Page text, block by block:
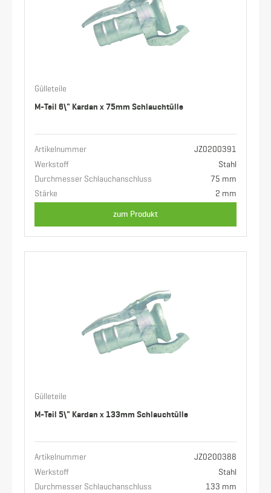
Gülleteile
M-Teil 6\" Kardan x 75mm Schlauchtülle
Artikelnummer
JZ0200391
Werkstoff
Stahl
Durchmesser Schlauchanschluss
75 mm
Stärke
2 mm
zum Produkt
Gülleteile
M-Teil 5\" Kardan x 133mm Schlauchtülle
Artikelnummer
JZ0200388
Werkstoff
Stahl
Durchmesser Schlauchanschluss
133 mm